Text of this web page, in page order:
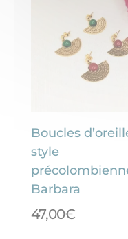
Boucles
style
Barbara
47,00€